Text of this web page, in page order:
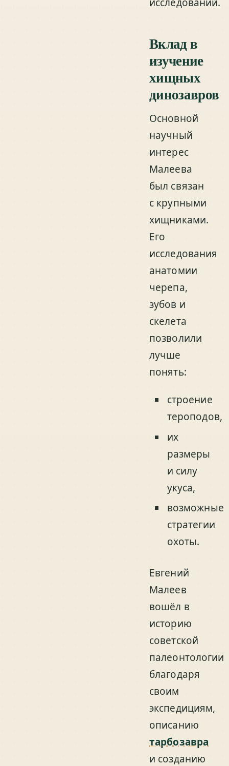
исследований.
Вклад в
изучение
хищных
динозавров
Основной
научный
интерес
Малеева
был связан
с крупными
хищниками.
Его
исследования
анатомии
черепа,
зубов и
скелета
позволили
лучше
понять:
строение
тероподов,
их
размеры
и силу
укуса,
возможные
стратегии
охоты.
Евгений
Малеев
вошёл в
историю
советской
палеонтологии
благодаря
своим
экспедициям,
описанию
тарбозавра
и созданию